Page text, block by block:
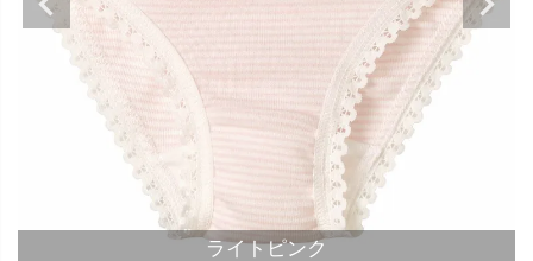
ライトピンク